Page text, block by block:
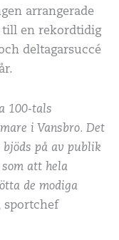
arrangerade
en rekordtidig
deltagarsuccé
100-tals
i Vansbro. Det
på av publik
att hela
de modiga
sportchef